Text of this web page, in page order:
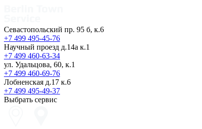
Севастопольский пр. 95 б, к.6
+7 499 495-45-76
Научный проезд д.14а к.1
+7 499 460-63-34
ул. Удальцова, 60, к.1
+7 499 460-69-76
Лобненская д.17 к.6
+7 499 495-49-37
Выбрать сервис